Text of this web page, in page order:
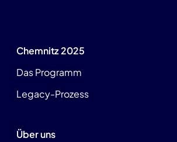
Chemnitz 2025
Das Programm
Legacy-Prozess
Über uns